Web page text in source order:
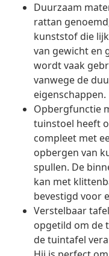
Duurzaam
rattan
kunststof die
van gewicht en
wordt vaak
vanwege de
eigenschappen.
Opbergfunctie
tuinstoel heeft
compleet met
opbergen van
spullen. De
kan met
bevestigd voor
Verstelbaar
opgetild om de
de tuintafel